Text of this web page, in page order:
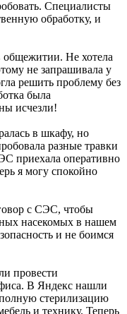
Специалисты
обработку, и
общежитии. Не хотела
не запрашивала у
решить проблему без
была
исчезли!
в шкафу, но
разные травки
приехала оперативно
я могу спокойно
с СЭС, чтобы
насекомых в нашем
и не боимся
провести
В Яндекс нашли
стерилизацию
и технику. Теперь